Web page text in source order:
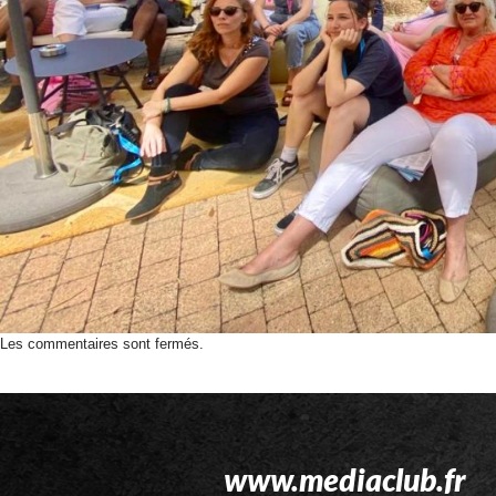
Les commentaires sont fermés.
www.mediaclub.fr